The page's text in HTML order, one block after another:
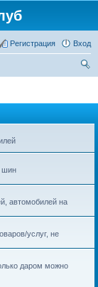
Вход
Регистрация
шин
автомобилей на
услуг, не
даром можно